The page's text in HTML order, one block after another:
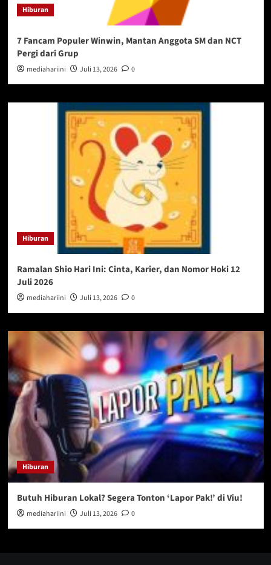
Hiburan
7 Fancam Populer Winwin, Mantan Anggota SM dan NCT
Pergi dari Grup
mediahariini Juli 13, 2026 0
Hiburan
Ramalan Shio Hari Ini: Cinta, Karier, dan Nomor Hoki 12
Juli 2026
mediahariini Juli 13, 2026 0
Hiburan
Butuh Hiburan Lokal? Segera Tonton ‘Lapor Pak!’ di Viu!
mediahariini Juli 13, 2026 0